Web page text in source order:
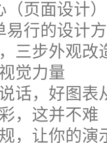
页面设计）
易行的设计
三步外观改
觉力量
话，好图表
，这并不难
，让你的演